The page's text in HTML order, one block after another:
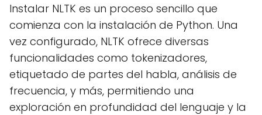
Instalar NLTK es un proceso sencillo que
comienza con la instalación de Python. Una
vez configurado, NLTK ofrece diversas
funcionalidades como tokenizadores,
etiquetado de partes del habla, análisis de
frecuencia, y más, permitiendo una
exploración en profundidad del lenguaje y la